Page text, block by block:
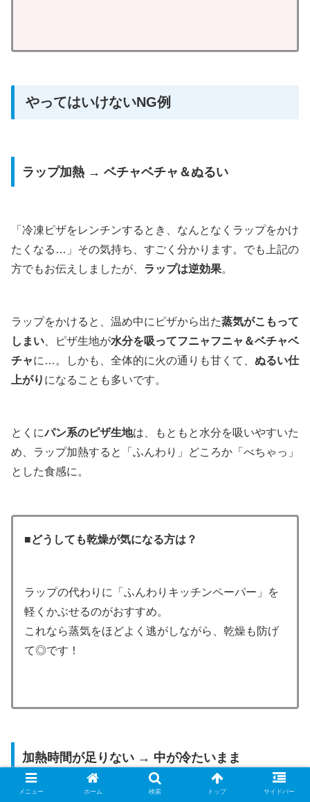
やってはいけないNG例
ラップ加熱 → ベチャベチャ＆ぬるい
「冷凍ピザをレンチンするとき、なんとなくラップをかけ
たくなる…」その気持ち、すごく分かります。でも上記の
方でもお伝えしましたが、 ラップは逆効果。
ラップをかけると、温め中にピザから出た蒸気がこもって
しまい 、ピザ生地が水分を吸ってフニャフニャ＆ベチャベ
チャに…。しかも、全体的に火の通りも甘くて、 ぬるい仕
上がり になることも多いです。
とくにパン系のピザ生地は、もともと水分を吸いやすいた
め、ラップ加熱すると「ふんわり」どころか「べちゃっ」
とした食感に。
■どうしても乾燥が気になる方は？
ラップの代わりに「ふんわりキッチンペーパー」を
軽くかぶせるのがおすすめ。
これなら蒸気をほどよく逃がしながら、乾燥も防げ
て◎です！
加熱時間が足りない → 中が冷たいまま
メニュー ホーム 検索 トップ サイドバー